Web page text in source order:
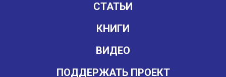
СТАТЬИ
КНИГИ
ВИДЕО
ПОДДЕРЖАТЬ ПРОЕКТ